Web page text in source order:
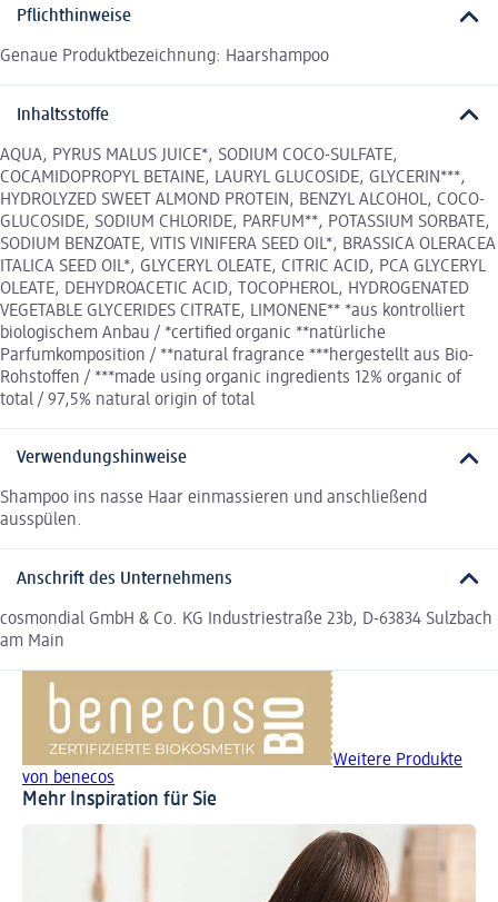
Pflichthinweise
Genaue Produktbezeichnung: Haarshampoo
Inhaltsstoffe
AQUA, PYRUS MALUS JUICE*, SODIUM COCO-SULFATE,
COCAMIDOPROPYL BETAINE, LAURYL GLUCOSIDE, GLYCERIN***,
HYDROLYZED SWEET ALMOND PROTEIN, BENZYL ALCOHOL, COCO-
GLUCOSIDE, SODIUM CHLORIDE, PARFUM**, POTASSIUM SORBATE,
SODIUM BENZOATE, VITIS VINIFERA SEED OIL*, BRASSICA OLERACEA
ITALICA SEED OIL*, GLYCERYL OLEATE, CITRIC ACID, PCA GLYCERYL
OLEATE, DEHYDROACETIC ACID, TOCOPHEROL, HYDROGENATED
VEGETABLE GLYCERIDES CITRATE, LIMONENE** *aus kontrolliert
biologischem Anbau / *certified organic **natürliche
Parfumkomposition / **natural fragrance ***hergestellt aus Bio-
Rohstoffen / ***made using organic ingredients 12% organic of
total / 97,5% natural origin of total
Verwendungshinweise
Shampoo ins nasse Haar einmassieren und anschließend
ausspülen.
Anschrift des Unternehmens
cosmondial GmbH & Co. KG Industriestraße 23b, D-63834 Sulzbach
am Main
Weitere Produkte
von benecos
Mehr Inspiration für Sie